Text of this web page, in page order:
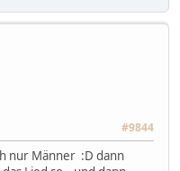
#9844
nur Männer :D dann